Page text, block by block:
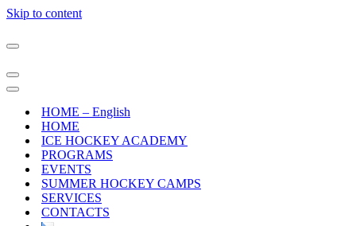
Skip to content
Navigation
Navigation
Menu
Navigation
HOME – English
HOME
ICE HOCKEY ACADEMY
PROGRAMS
EVENTS
SUMMER HOCKEY CAMPS
SERVICES
CONTACTS